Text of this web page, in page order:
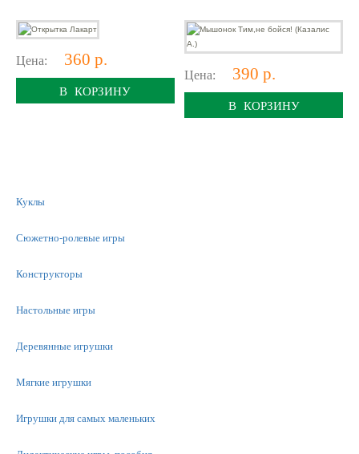
Цена: 360 р.
В КОРЗИНУ
Цена: 390 р.
В КОРЗИНУ
Куклы
Сюжетно-ролевые игры
Конструкторы
Настольные игры
Деревянные игрушки
Мягкие игрушки
Игрушки для самых маленьких